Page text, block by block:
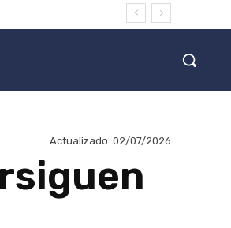
Actualizado: 02/07/2026